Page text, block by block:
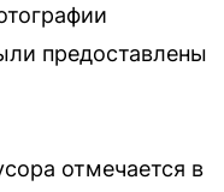
предоставлены
отмечается в